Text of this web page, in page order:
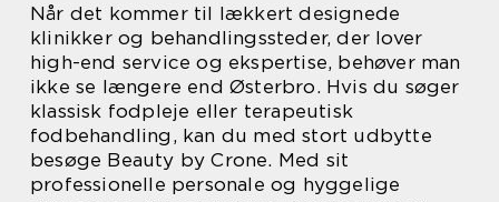
Når det kommer til lækkert designede
klinikker og behandlingssteder, der lover
high-end service og ekspertise, behøver man
ikke se længere end Østerbro. Hvis du søger
klassisk fodpleje eller terapeutisk
fodbehandling, kan du med stort udbytte
besøge Beauty by Crone. Med sit
professionelle personale og hyggelige